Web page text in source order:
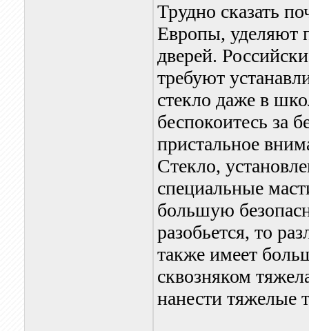
Трудно сказать
Европы, уделяют
дверей.
требуют
стекло даже в
беспокоитесь за
пристальное
Стекло,
специальные
большую
разобьется, то
также имеет
сквозняком
нанести тяжелые